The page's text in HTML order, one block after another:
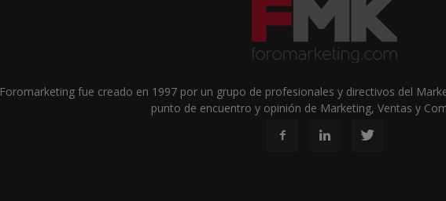
Foromarketing fue creado en 1997 por un grupo de profesionales y directivos del
punto de encuentro y opinión de Marketing, Ventas y